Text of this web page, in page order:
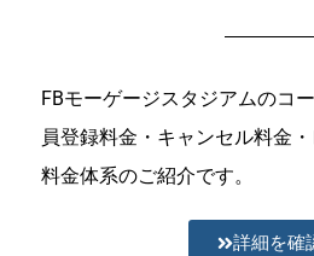
FBモーゲージスタジアムのコ
員登録料金・キャンセル料金
料金体系のご紹介です。
詳細を確